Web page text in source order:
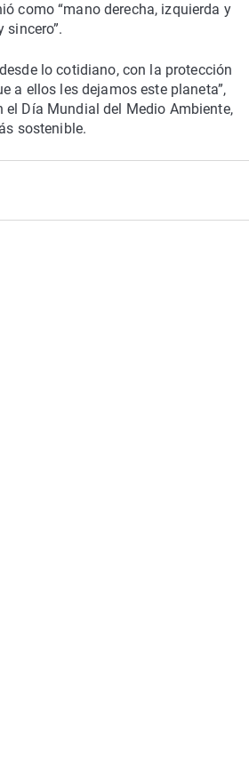
como “mano derecha, izquierda y
sincero”.
lo cotidiano, con la protección
a ellos les dejamos este planeta”,
el Día Mundial del Medio Ambiente,
sostenible.